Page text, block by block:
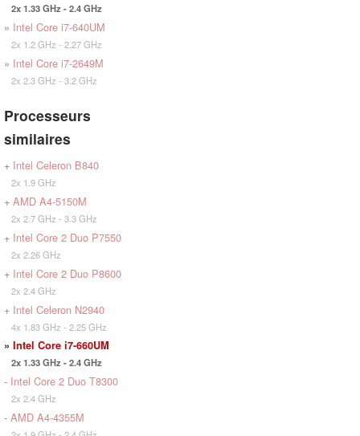
2x 1.33 GHz - 2.4 GHz
» Intel Core i7-640UM
2x 1.2 GHz - 2.27 GHz
» Intel Core i7-2649M
2x 2.3 GHz - 3.2 GHz
Processeurs
similaires
+ Intel Celeron B840
2x 1.9 GHz
+ AMD A4-5150M
2x 2.7 GHz - 3.3 GHz
+ Intel Core 2 Duo P7550
2x 2.26 GHz
+ Intel Core 2 Duo P8600
2x 2.4 GHz
+ Intel Celeron N2940
4x 1.83 GHz - 2.25 GHz
» Intel Core i7-660UM
2x 1.33 GHz - 2.4 GHz
- Intel Core 2 Duo T8300
2x 2.4 GHz
- AMD A4-4355M